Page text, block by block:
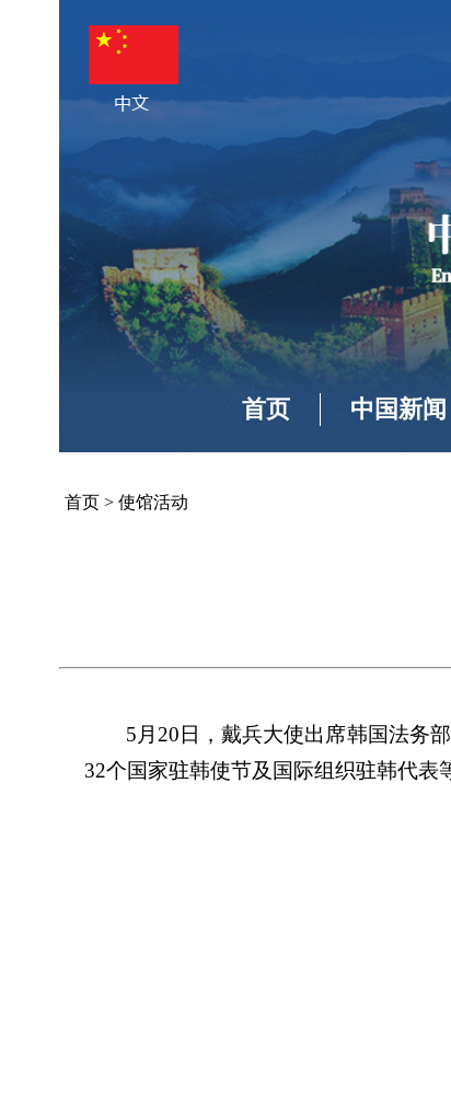
首页 中国新闻
首页 > 使馆活动
5月20日，戴兵大使出席韩国法务
32个国家驻韩使节及国际组织驻韩代表